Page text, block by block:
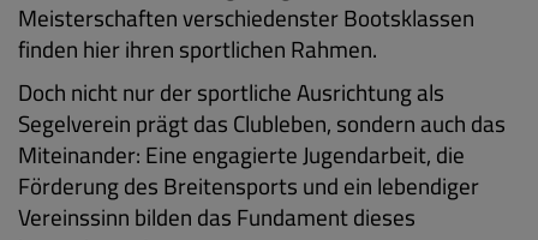
Meisterschaften verschiedenster Bootsklassen
finden hier ihren sportlichen Rahmen.
Doch nicht nur der sportliche Ausrichtung als
Segelverein prägt das Clubleben, sondern auch das
Miteinander: Eine engagierte Jugendarbeit, die
Förderung des Breitensports und ein lebendiger
Vereinssinn bilden das Fundament dieses